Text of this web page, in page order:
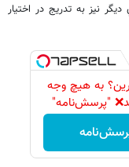
نيز به تدريج در اختيار
به هیچ وجه
"پرسش‌نامه"